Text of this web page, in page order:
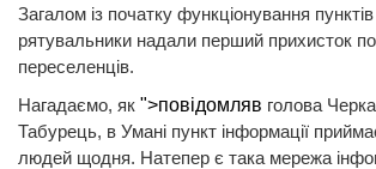
Загалом із початку функціонування
рятувальники надали перший прихисток
переселенців.
Нагадаємо, як ">повідомляв голова
Табурець, в Умані пункт інформації
людей щодня. Натепер є така мережа